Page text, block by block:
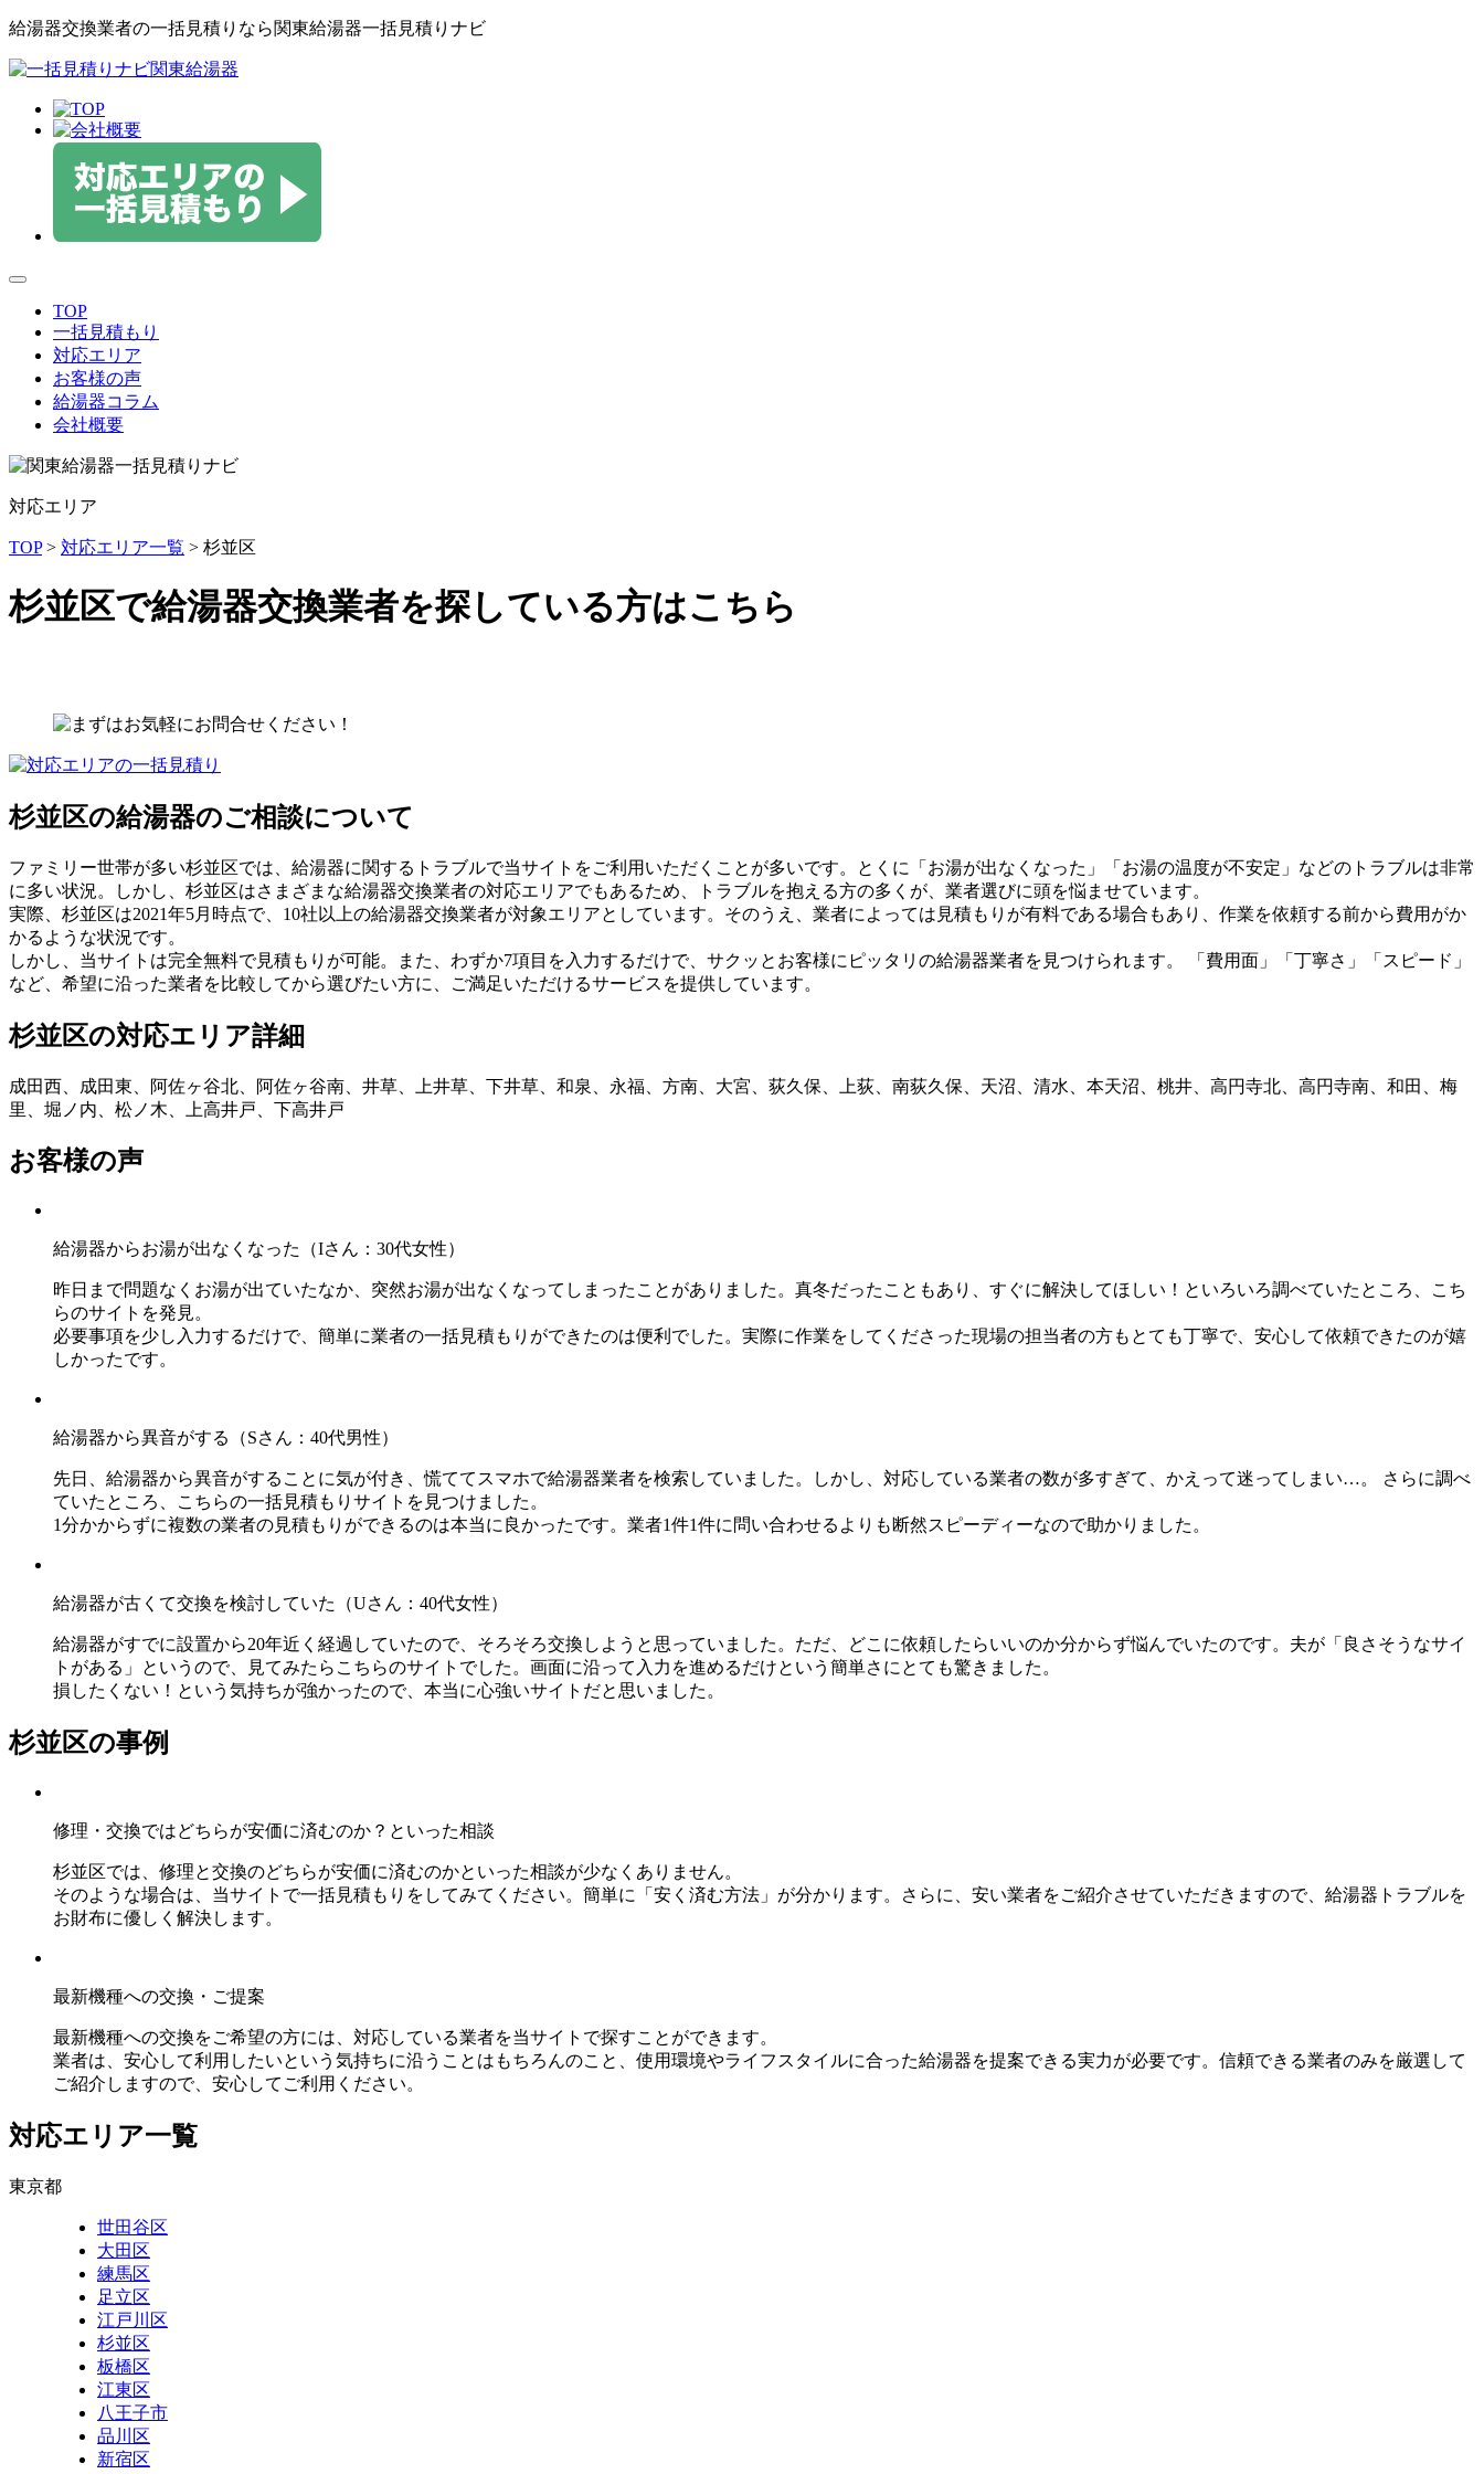
給湯器交換業者の一括見積りなら関東給湯器一括見積りナビ
toggle
navigation
TOP
一括見積もり
対応エリア
お客様の声
給湯器コラム
会社概要
対応エリア
TOP> 対応エリア一覧 > 杉並区
杉並区で給湯器交換業者を探している方はこちら
杉並区の給湯器のご相談について
ファミリー世帯が多い杉並区では、給湯器に関するトラブルで当サイトをご利用いただくことが多いです。とくに「お湯が出なくなった」「お湯の温度が不安定」などのトラブルは非常
に多い状況。しかし、杉並区はさまざまな給湯器交換業者の対応エリアでもあるため、トラブルを抱える方の多くが、業者選びに頭を悩ませています。
実際、杉並区は2021年5月時点で、10社以上の給湯器交換業者が対象エリアとしています。そのうえ、業者によっては見積もりが有料である場合もあり、作業を依頼する前から費用がか
かるような状況です。
しかし、当サイトは完全無料で見積もりが可能。また、わずか7項目を入力するだけで、サクッとお客様にピッタリの給湯器業者を見つけられます。 「費用面」「丁寧さ」「スピード」
など、希望に沿った業者を比較してから選びたい方に、ご満足いただけるサービスを提供しています。
杉並区の対応エリア詳細
成田西、成田東、阿佐ヶ谷北、阿佐ヶ谷南、井草、上井草、下井草、和泉、永福、方南、大宮、荻久保、上荻、南荻久保、天沼、清水、本天沼、桃井、高円寺北、高円寺南、和田、梅
里、堀ノ内、松ノ木、上高井戸、下高井戸
お客様の声
給湯器からお湯が出なくなった（Iさん：30代女性）
昨日まで問題なくお湯が出ていたなか、突然お湯が出なくなってしまったことがありました。真冬だったこともあり、すぐに解決してほしい！といろいろ調べていたところ、こち
らのサイトを発見。
必要事項を少し入力するだけで、簡単に業者の一括見積もりができたのは便利でした。実際に作業をしてくださった現場の担当者の方もとても丁寧で、安心して依頼できたのが嬉
しかったです。
給湯器から異音がする（Sさん：40代男性）
先日、給湯器から異音がすることに気が付き、慌ててスマホで給湯器業者を検索していました。しかし、対応している業者の数が多すぎて、かえって迷ってしまい…。 さらに調べ
ていたところ、こちらの一括見積もりサイトを見つけました。
1分かからずに複数の業者の見積もりができるのは本当に良かったです。業者1件1件に問い合わせるよりも断然スピーディーなので助かりました。
給湯器が古くて交換を検討していた（Uさん：40代女性）
給湯器がすでに設置から20年近く経過していたので、そろそろ交換しようと思っていました。ただ、どこに依頼したらいいのか分からず悩んでいたのです。夫が「良さそうなサイ
トがある」というので、見てみたらこちらのサイトでした。画面に沿って入力を進めるだけという簡単さにとても驚きました。
損したくない！という気持ちが強かったので、本当に心強いサイトだと思いました。
杉並区の事例
修理・交換ではどちらが安価に済むのか？といった相談
杉並区では、修理と交換のどちらが安価に済むのかといった相談が少なくありません。
そのような場合は、当サイトで一括見積もりをしてみてください。簡単に「安く済む方法」が分かります。さらに、安い業者をご紹介させていただきますので、給湯器トラブルを
お財布に優しく解決します。
最新機種への交換・ご提案
最新機種への交換をご希望の方には、対応している業者を当サイトで探すことができます。
業者は、安心して利用したいという気持ちに沿うことはもちろんのこと、使用環境やライフスタイルに合った給湯器を提案できる実力が必要です。信頼できる業者のみを厳選して
ご紹介しますので、安心してご利用ください。
対応エリア一覧
東京都
世田谷区
大田区
練馬区
足立区
江戸川区
杉並区
板橋区
江東区
八王子市
品川区
新宿区